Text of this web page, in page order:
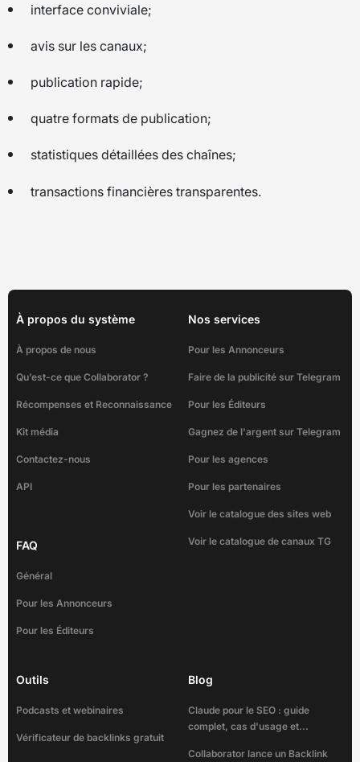
interface conviviale;
avis sur les canaux;
publication rapide;
quatre formats de publication;
statistiques détaillées des chaînes;
transactions financières transparentes.
À propos du système
À propos de nous
Qu’est-ce que Collaborator ?
Récompenses et Reconnaissance
Kit média
Contactez-nous
API
FAQ
Général
Pour les Annonceurs
Pour les Éditeurs
Nos services
Pour les Annonceurs
Faire de la publicité sur Telegram
Pour les Éditeurs
Gagnez de l'argent sur Telegram
Pour les agences
Pour les partenaires
Voir le catalogue des sites web
Voir le catalogue de canaux TG
Outils
Podcasts et webinaires
Vérificateur de backlinks gratuit
Blog
Claude pour le SEO : guide
complet, cas d'usage et...
Collaborator lance un Backlink